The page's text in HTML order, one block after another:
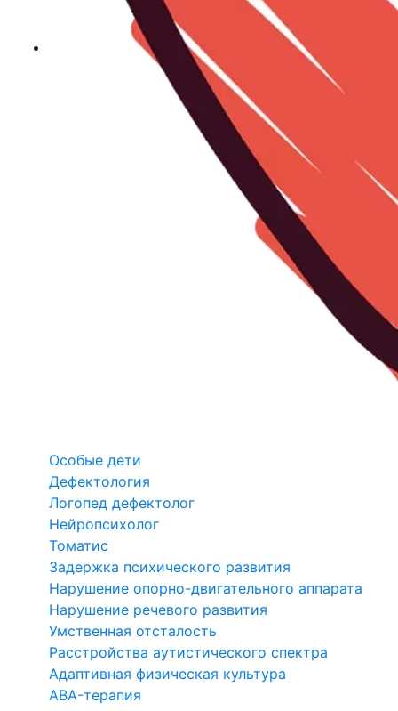
Особые дети
Дефектология
Логопед дефектолог
Нейропсихолог
Томатис
Задержка психического развития
Нарушение опорно-двигательного аппарата
Нарушение речевого развития
Умственная отсталость
Расстройства аутистического спектра
Адаптивная физическая культура
ABA-терапия